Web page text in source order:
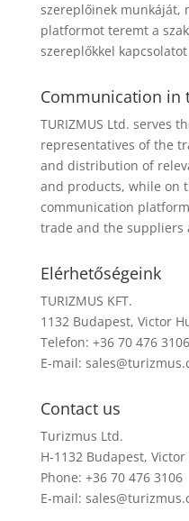
szereplőinek munkáját,
platformot teremt a
szereplőkkel
Communication in
TURIZMUS Ltd. serves
representatives of the
and distribution of
and products, while on
communication
trade and the suppliers
Elérhetőségeink
TURIZMUS KFT.
1132 Budapest, Victor
Telefon: +36 70 476 3106
E-mail:
Contact us
Turizmus Ltd.
H-1132 Budapest,
Phone: +36 70 476 3106
E-mail: